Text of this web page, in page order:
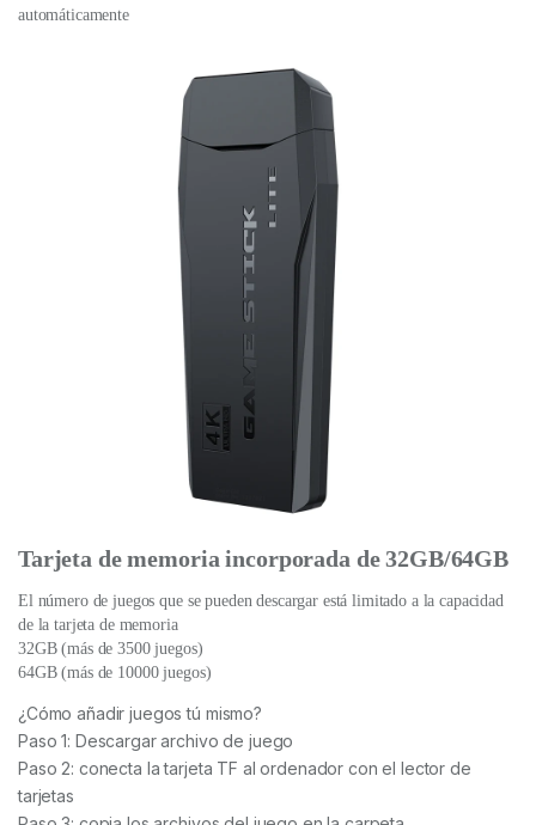
automáticamente
Tarjeta de memoria incorporada de 32GB/64GB
El número de juegos que se pueden descargar está limitado a la capacidad
de la tarjeta de memoria
32GB (más de 3500 juegos)
64GB (más de 10000 juegos)
¿Cómo añadir juegos tú mismo?
Paso 1: Descargar archivo de juego
Paso 2: conecta la tarjeta TF al ordenador con el lector de
tarjetas